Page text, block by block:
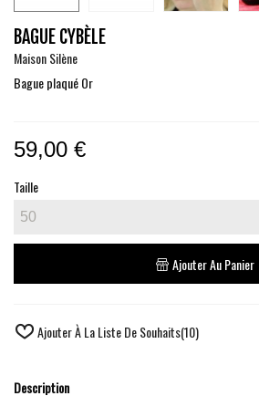
BAGUE CYBÈLE
Maison Silène
Bague plaqué Or
59,00 €
Taille
Ajouter Au Panier
Ajouter À La Liste De Souhaits(10)
Description